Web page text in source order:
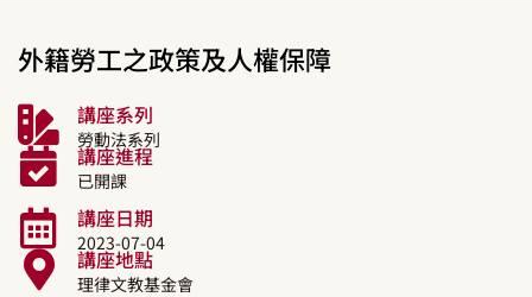
外籍勞工之政策及人權保障
講座系列
勞動法系列
講座進程
已開課
講座日期
2023-07-04
講座地點
理律文教基金會